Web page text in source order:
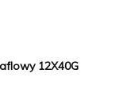
12X40G